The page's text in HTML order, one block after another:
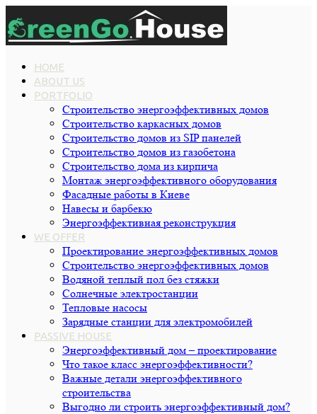
HOME
ABOUT US
PORTFOLIO
Строительство энергоэффективных домов
Строительство каркасных домов
Строительство домов из SIP панелей
Строительство домов из газобетона
Строительство дома из кирпича
Монтаж энергоэффективного оборудования
Фасадные работы в Киеве
Навесы и барбекю
Энергоэффективная реконструкция
WE OFFER
Проектирование энергоэффективных домов
Строительство энергоэффективных домов
Водяной теплый пол без стяжки
Cолнечные электростанции
Тепловые насосы
Зарядные станции для электромобилей
PASSIVE HOUSE
Энергоэффективный дом – проектирование
Что такое класс энергоэффективности?
Важные детали энергоэффективного
строительства
Выгодно ли строить энергоэффективный дом?